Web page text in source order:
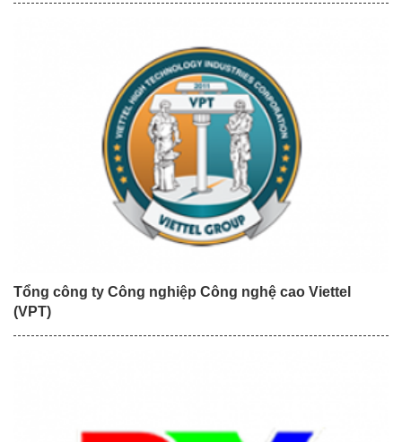
Tổng công ty Công nghiệp Công nghệ cao Viettel
(VPT)